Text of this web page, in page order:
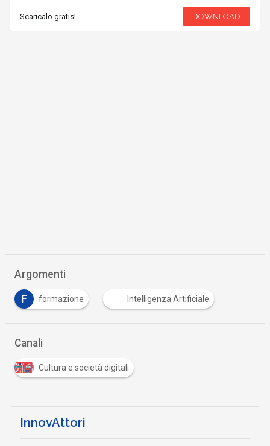
Scaricalo gratis! DOWNLOAD
Argomenti
F formazione Intelligenza Artificiale
Canali
Cultura e società digitali
InnovAttori